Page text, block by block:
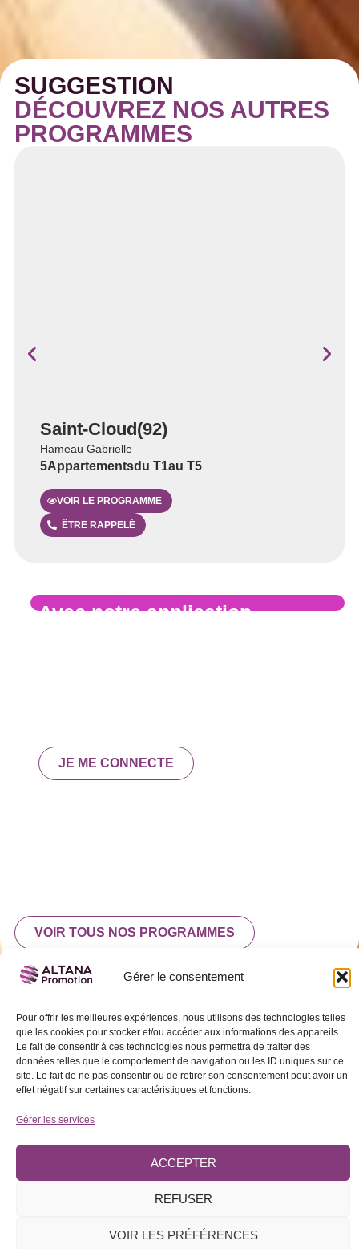
Gérer le consentement
Pour offrir les meilleures expériences, nous utilisons des technologies telles
que les cookies pour stocker et/ou accéder aux informations des appareils.
Le fait de consentir à ces technologies nous permettra de traiter des
données telles que le comportement de navigation ou les ID uniques sur ce
site. Le fait de ne pas consentir ou de retirer son consentement peut avoir un
effet négatif sur certaines caractéristiques et fonctions.
Gérer les services
ACCEPTER
REFUSER
VOIR LES PRÉFÉRENCES
SUGGESTION
DÉCOUVREZ NOS AUTRES
PROGRAMMES
Saint-Cloud(92)
Hameau Gabrielle
5Appartementsdu T1au T5
VOIR LE PROGRAMME
ÊTRE RAPPELÉ
Avec notre application,
JE ME CONNECTE
VOIR TOUS NOS PROGRAMMES